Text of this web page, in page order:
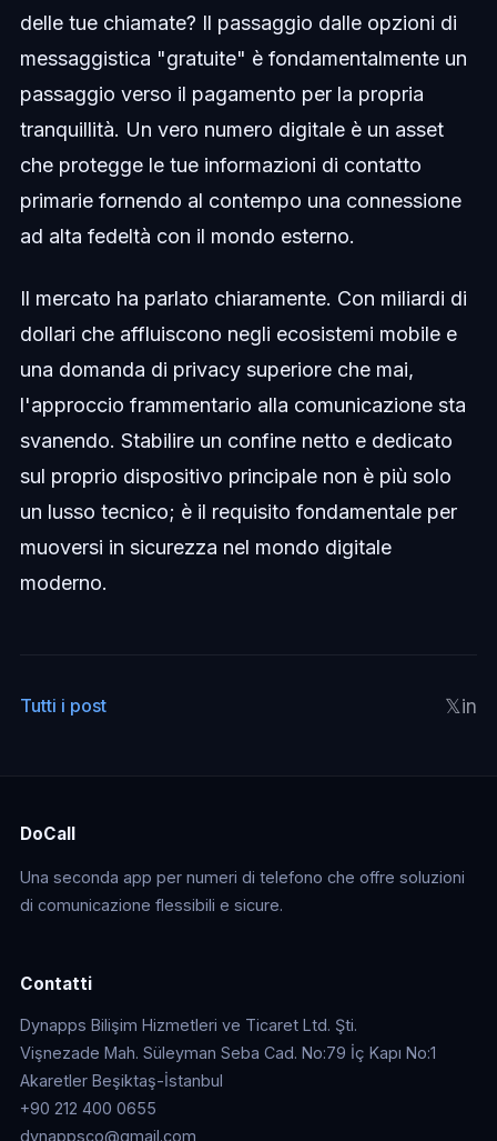
delle tue chiamate? Il passaggio dalle opzioni di
messaggistica "gratuite" è fondamentalmente un
passaggio verso il pagamento per la propria
tranquillità. Un vero numero digitale è un asset
che protegge le tue informazioni di contatto
primarie fornendo al contempo una connessione
ad alta fedeltà con il mondo esterno.
Il mercato ha parlato chiaramente. Con miliardi di
dollari che affluiscono negli ecosistemi mobile e
una domanda di privacy superiore che mai,
l'approccio frammentario alla comunicazione sta
svanendo. Stabilire un confine netto e dedicato
sul proprio dispositivo principale non è più solo
un lusso tecnico; è il requisito fondamentale per
muoversi in sicurezza nel mondo digitale
moderno.
Tutti i post 𝕏in
DoCall
Una seconda app per numeri di telefono che offre soluzioni
di comunicazione flessibili e sicure.
Contatti
Dynapps Bilişim Hizmetleri ve Ticaret Ltd. Şti.
Vişnezade Mah. Süleyman Seba Cad. No:79 İç Kapı No:1
Akaretler Beşiktaş-İstanbul
+90 212 400 0655
dynappsco@gmail.com